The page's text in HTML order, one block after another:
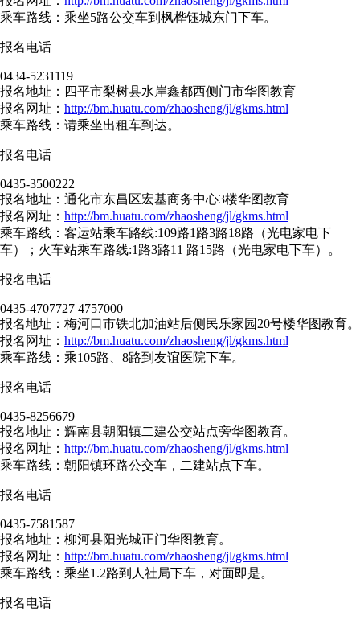
乘车路线：乘坐5路公交车到枫桦钰城东门下车。
报名电话
0434-5231119
报名地址：四平市梨树县水岸鑫都西侧门市华图教育
报名网址： http://bm.huatu.com/zhaosheng/jl/gkms.html
乘车路线：请乘坐出租车到达。
报名电话
0435-3500222
报名地址：通化市东昌区宏基商务中心3楼华图教育
报名网址： http://bm.huatu.com/zhaosheng/jl/gkms.html
乘车路线：客运站乘车路线:109路1路3路18路（光电家电下
车）；火车站乘车路线:1路3路11 路15路（光电家电下车）。
报名电话
0435-4707727 4757000
报名地址：梅河口市铁北加油站后侧民乐家园20号楼华图教育。
报名网址： http://bm.huatu.com/zhaosheng/jl/gkms.html
乘车路线：乘105路、8路到友谊医院下车。
报名电话
0435-8256679
报名地址：辉南县朝阳镇二建公交站点旁华图教育。
报名网址： http://bm.huatu.com/zhaosheng/jl/gkms.html
乘车路线：朝阳镇环路公交车，二建站点下车。
报名电话
0435-7581587
报名地址：柳河县阳光城正门华图教育。
报名网址： http://bm.huatu.com/zhaosheng/jl/gkms.html
乘车路线：乘坐1.2路到人社局下车，对面即是。
报名电话